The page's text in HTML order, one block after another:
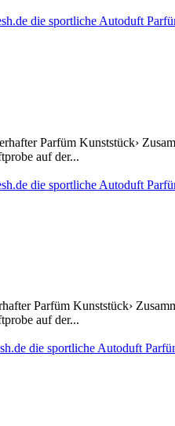
Parfüm Kunststück›
auf der...
Parfüm Kunststück›
auf der...